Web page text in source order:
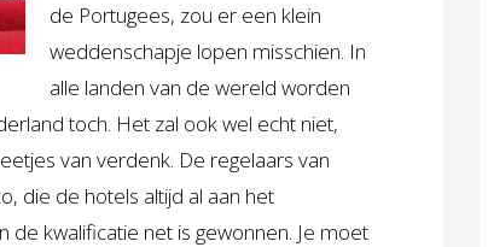
de Portugees, zou er een klein
weddenschapje lopen misschien. In
alle landen van de wereld worden
toch. Het zal ook wel echt niet,
van verdenk. De regelaars van
die de hotels altijd al aan het
de kwalificatie net is gewonnen. Je moet